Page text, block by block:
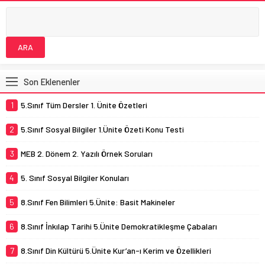
Son Eklenenler
1 5.Sınıf Tüm Dersler 1. Ünite Özetleri
2 5.Sınıf Sosyal Bilgiler 1.Ünite Özeti Konu Testi
3 MEB 2. Dönem 2. Yazılı Örnek Soruları
4 5. Sınıf Sosyal Bilgiler Konuları
5 8.Sınıf Fen Bilimleri 5.Ünite: Basit Makineler
6 8.Sınıf İnkılap Tarihi 5.Ünite Demokratikleşme Çabaları
7 8.Sınıf Din Kültürü 5.Ünite Kur’an-ı Kerim ve Özellikleri